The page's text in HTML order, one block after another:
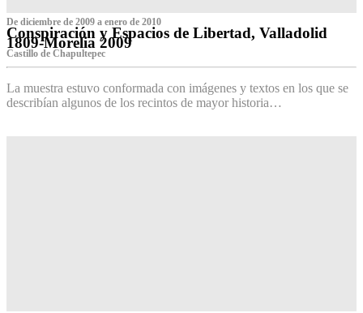
De diciembre de 2009 a enero de 2010
Conspiración y Espacios de Libertad, Valladolid
1809-Morelia 2009
Castillo de Chapultepec
La muestra estuvo conformada con imágenes y textos en los que se
describían algunos de los recintos de mayor historia…